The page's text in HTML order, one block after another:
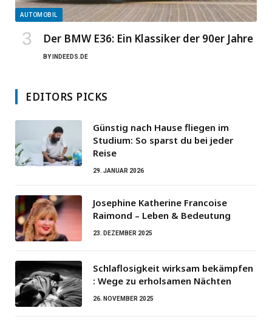
AUTOMOBIL
Der BMW E36: Ein Klassiker der 90er Jahre
BY INDEEDS.DE
EDITORS PICKS
Günstig nach Hause fliegen im
Studium: So sparst du bei jeder
Reise
29. JANUAR 2026
Josephine Katherine Francoise
Raimond – Leben & Bedeutung
23. DEZEMBER 2025
Schlaflosigkeit wirksam bekämpfen
: Wege zu erholsamen Nächten
26. NOVEMBER 2025